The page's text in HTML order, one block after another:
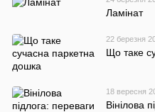
Ламінат
22 березня
Що таке
18 вересня
Вінілова